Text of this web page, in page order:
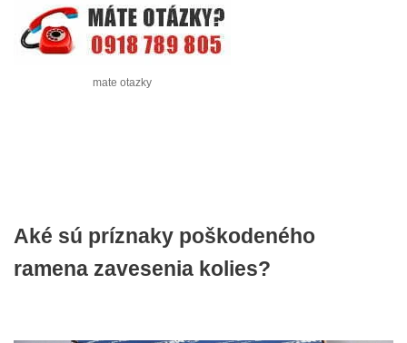
mate otazky
Aké sú príznaky poškodeného
ramena zavesenia kolies?